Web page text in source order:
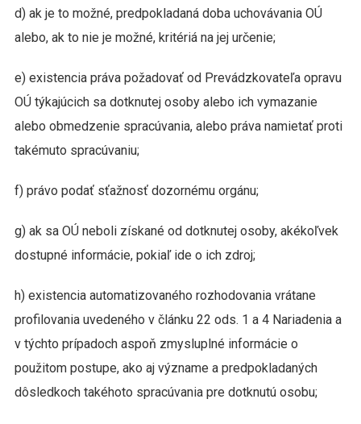
d) ak je to možné, predpokladaná doba uchovávania OÚ
alebo, ak to nie je možné, kritériá na jej určenie;
e) existencia práva požadovať od Prevádzkovateľa opravu
OÚ týkajúcich sa dotknutej osoby alebo ich vymazanie
alebo obmedzenie spracúvania, alebo práva namietať proti
takémuto spracúvaniu;
f) právo podať sťažnosť dozornému orgánu;
g) ak sa OÚ neboli získané od dotknutej osoby, akékoľvek
dostupné informácie, pokiaľ ide o ich zdroj;
h) existencia automatizovaného rozhodovania vrátane
profilovania uvedeného v článku 22 ods. 1 a 4 Nariadenia a
v týchto prípadoch aspoň zmysluplné informácie o
použitom postupe, ako aj význame a predpokladaných
dôsledkoch takéhoto spracúvania pre dotknutú osobu;